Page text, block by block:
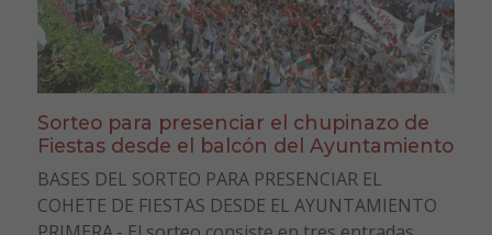
Sorteo para presenciar el chupinazo de
Fiestas desde el balcón del Ayuntamiento
BASES DEL SORTEO PARA PRESENCIAR EL
COHETE DE FIESTAS DESDE EL AYUNTAMIENTO